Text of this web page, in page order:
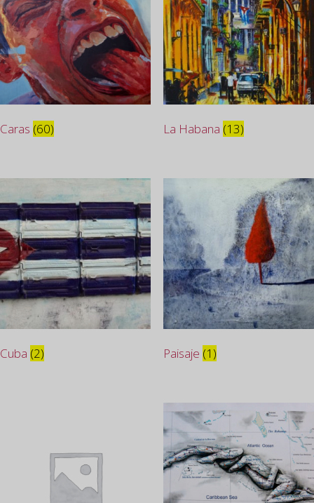
Caras (60) La Habana (13)
Cuba (2) Paisaje (1)